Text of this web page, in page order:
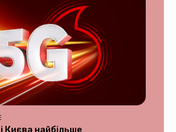
Києва найбільше